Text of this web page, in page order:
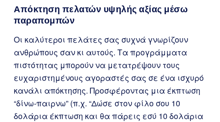
Απόκτηση πελατών υψηλής αξίας μέσω
παραπομπών
Οι καλύτεροι πελάτες σας συχνά γνωρίζουν
ανθρώπους σαν κι αυτούς. Τα προγράμματα
πιστότητας μπορούν να μετατρέψουν τους
ευχαριστημένους αγοραστές σας σε ένα ισχυρό
κανάλι απόκτησης. Προσφέροντας μια έκπτωση
“δίνω-παιρνω” (π.χ. “Δώσε στον φίλο σου 10
δολάρια έκπτωση και θα πάρεις εσύ 10 δολάρια